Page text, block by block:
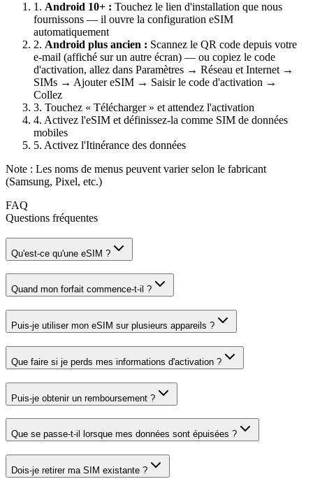
1. Android 10+ : Touchez le lien d'installation que nous
fournissons — il ouvre la configuration eSIM
automatiquement
2. Android plus ancien : Scannez le QR code depuis votre
e-mail (affiché sur un autre écran) — ou copiez le code
d'activation, allez dans Paramètres → Réseau et Internet →
SIMs → Ajouter eSIM → Saisir le code d'activation →
Collez
3. Touchez « Télécharger » et attendez l'activation
4. Activez l'eSIM et définissez-la comme SIM de données
mobiles
5. Activez l'Itinérance des données
Note : Les noms de menus peuvent varier selon le fabricant
(Samsung, Pixel, etc.)
FAQ
Questions fréquentes
Qu'est-ce qu'une eSIM ?
Quand mon forfait commence-t-il ?
Puis-je utiliser mon eSIM sur plusieurs appareils ?
Que faire si je perds mes informations d'activation ?
Puis-je obtenir un remboursement ?
Que se passe-t-il lorsque mes données sont épuisées ?
Dois-je retirer ma SIM existante ?